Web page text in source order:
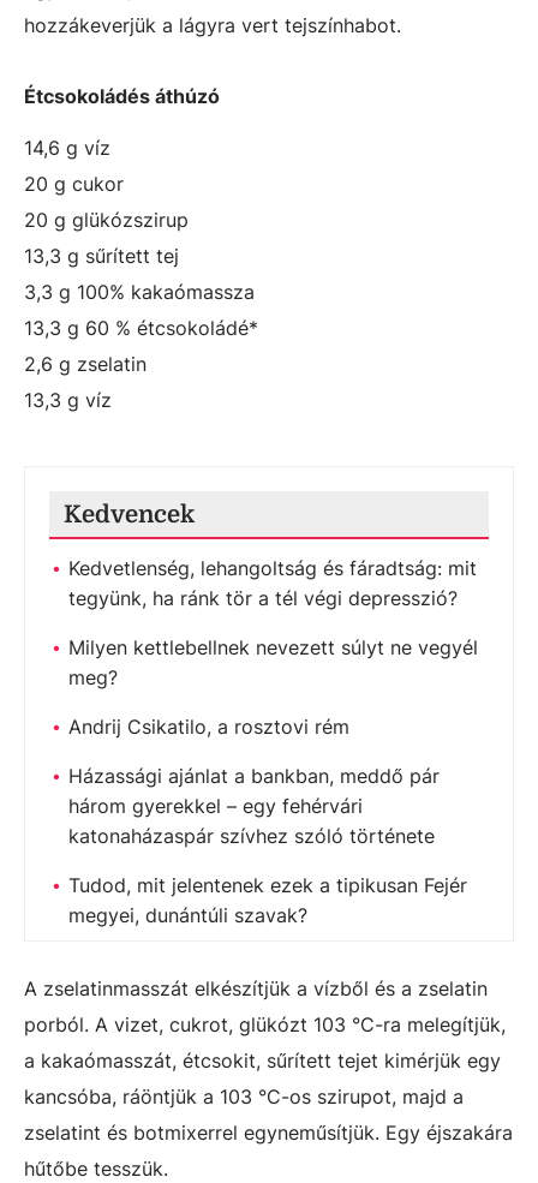
hozzákeverjük a lágyra vert tejszínhabot.
Étcsokoládés áthúzó
14,6 g víz
20 g cukor
20 g glükózszirup
13,3 g sűrített tej
3,3 g 100% kakaómassza
13,3 g 60 % étcsokoládé*
2,6 g zselatin
13,3 g víz
Kedvencek
Kedvetlenség, lehangoltság és fáradtság: mit
tegyünk, ha ránk tör a tél végi depresszió?
Milyen kettlebellnek nevezett súlyt ne vegyél
meg?
Andrij Csikatilo, a rosztovi rém
Házassági ajánlat a bankban, meddő pár
három gyerekkel – egy fehérvári
katonaházaspár szívhez szóló története
Tudod, mit jelentenek ezek a tipikusan Fejér
megyei, dunántúli szavak?
A zselatinmasszát elkészítjük a vízből és a zselatin
porból. A vizet, cukrot, glükózt 103 °C-ra melegítjük,
a kakaómasszát, étcsokit, sűrített tejet kimérjük egy
kancsóba, ráöntjük a 103 °C-os szirupot, majd a
zselatint és botmixerrel egyneműsítjük. Egy éjszakára
hűtőbe tesszük.